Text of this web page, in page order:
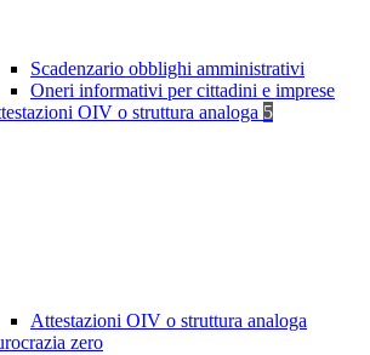
Scadenzario obblighi amministrativi
Oneri informativi per cittadini e imprese
OIV o struttura analoga 5
Attestazioni OIV o struttura analoga
zero